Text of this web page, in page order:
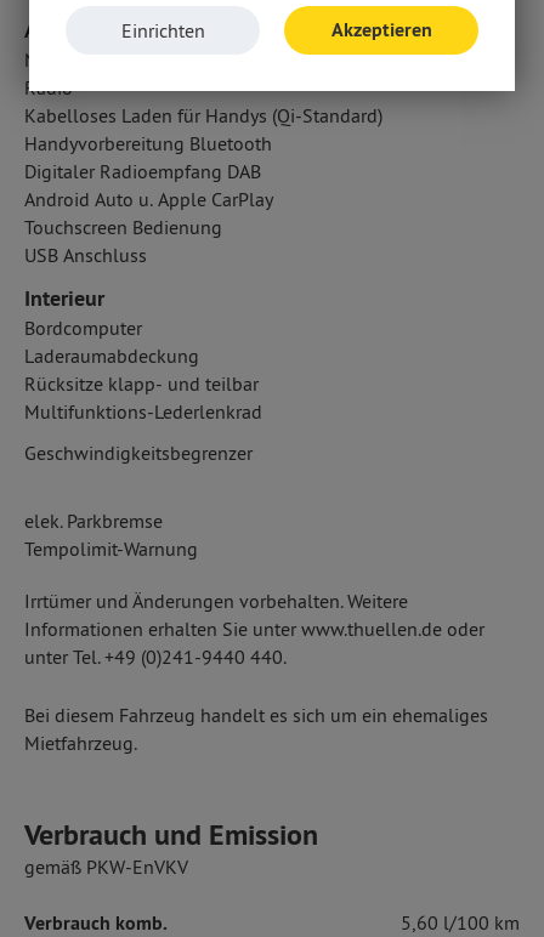
Audio & Kommunikation
Navigationssystem
Radio
Kabelloses Laden für Handys (Qi-Standard)
Handyvorbereitung Bluetooth
Digitaler Radioempfang DAB
Android Auto u. Apple CarPlay
Touchscreen Bedienung
USB Anschluss
Interieur
Bordcomputer
Laderaumabdeckung
Rücksitze klapp- und teilbar
Multifunktions-Lederlenkrad
Geschwindigkeitsbegrenzer
elek. Parkbremse
Tempolimit-Warnung
Irrtümer und Änderungen vorbehalten. Weitere
Informationen erhalten Sie unter www.thuellen.de oder
unter Tel. +49 (0)241-9440 440.
Bei diesem Fahrzeug handelt es sich um ein ehemaliges
Mietfahrzeug.
Verbrauch und Emission
gemäß PKW-EnVKV
Verbrauch komb. 5,60 l/100 km
Einrichten Akzeptieren